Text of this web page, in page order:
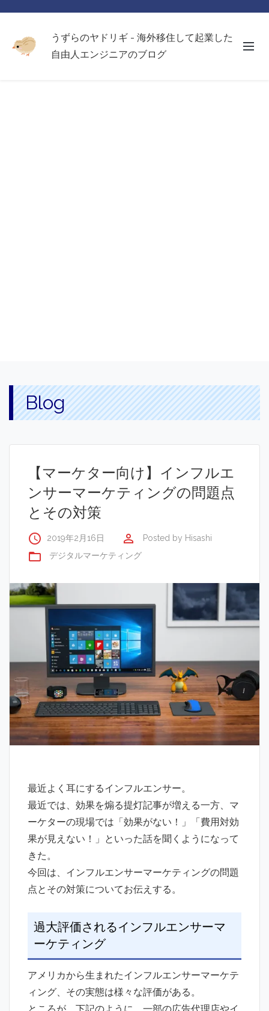
うずらのヤドリギ - 海外移住して起業した
自由人エンジニアのブログ
Blog
【マーケター向け】インフルエ
ンサーマーケティングの問題点
とその対策
access_time 2019年2月16日 perm_identity Posted by Hisashi
folder_open デジタルマーケティング
最近よく耳にするインフルエンサー。
最近では、効果を煽る提灯記事が増える一方、マ
ーケターの現場では「効果がない！」「費用対効
果が見えない！」といった話を聞くようになって
きた。
今回は、インフルエンサーマーケティングの問題
点とその対策についてお伝えする。
過大評価されるインフルエンサーマ
ーケティング
アメリカから生まれたインフルエンサーマーケテ
ィング、その実態は様々な評価がある。